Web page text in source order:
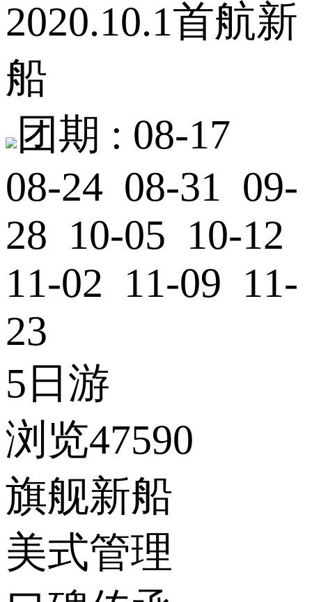
2020.10.1首航新
船
团期 : 08-17
08-24 08-31 09-
28 10-05 10-12
11-02 11-09 11-
23
5日游
浏览47590
旗舰新船
美式管理